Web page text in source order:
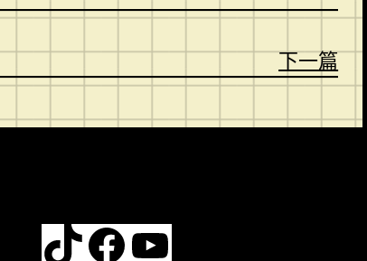
下一篇
TikTok Facebook YouTube